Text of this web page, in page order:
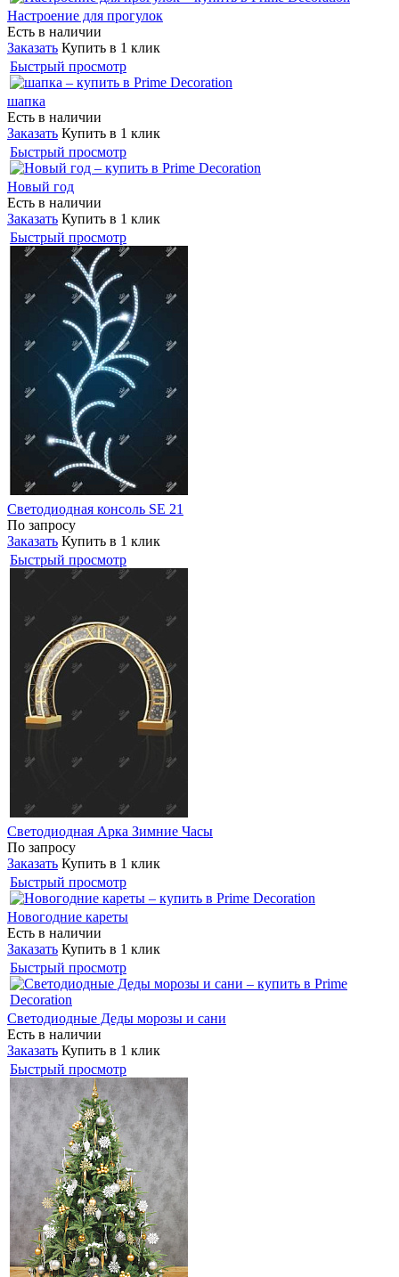
Настроение для прогулок
Есть в наличии
Заказать Купить в 1 клик
Быстрый просмотр
шапка
Есть в наличии
Заказать Купить в 1 клик
Быстрый просмотр
Новый год
Есть в наличии
Заказать Купить в 1 клик
Быстрый просмотр
Светодиодная консоль SE 21
По запросу
Заказать Купить в 1 клик
Быстрый просмотр
Светодиодная Арка Зимние Часы
По запросу
Заказать Купить в 1 клик
Быстрый просмотр
Новогодние кареты
Есть в наличии
Заказать Купить в 1 клик
Быстрый просмотр
Светодиодные Деды морозы и сани
Есть в наличии
Заказать Купить в 1 клик
Быстрый просмотр